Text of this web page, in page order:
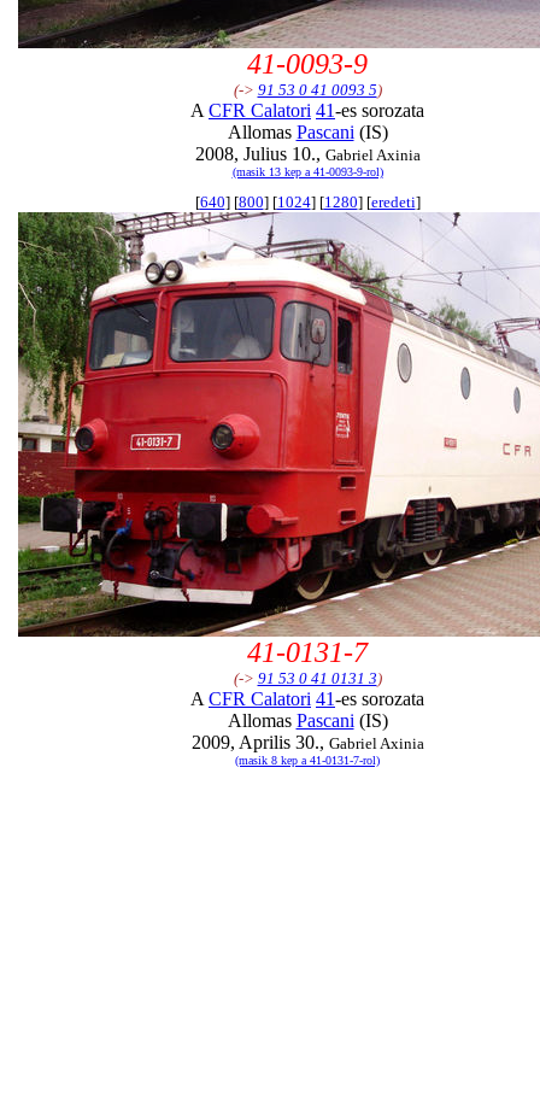
41-0093-9
(-> 91 53 0 41 0093 5)
A CFR Calatori 41-es sorozata
Allomas Pascani (IS)
2008, Julius 10., Gabriel Axinia
(masik 13 kep a 41-0093-9-rol)
[640] [800] [1024] [1280] [eredeti]
41-0131-7
(-> 91 53 0 41 0131 3)
A CFR Calatori 41-es sorozata
Allomas Pascani (IS)
2009, Aprilis 30., Gabriel Axinia
(masik 8 kep a 41-0131-7-rol)